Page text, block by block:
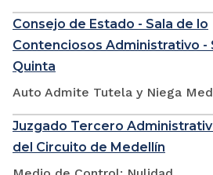
Consejo de Estado - Sala de lo
Contenciosos Administrativo -
Quinta
Auto Admite Tutela y Niega
Juzgado Tercero
del Circuito de Medellín